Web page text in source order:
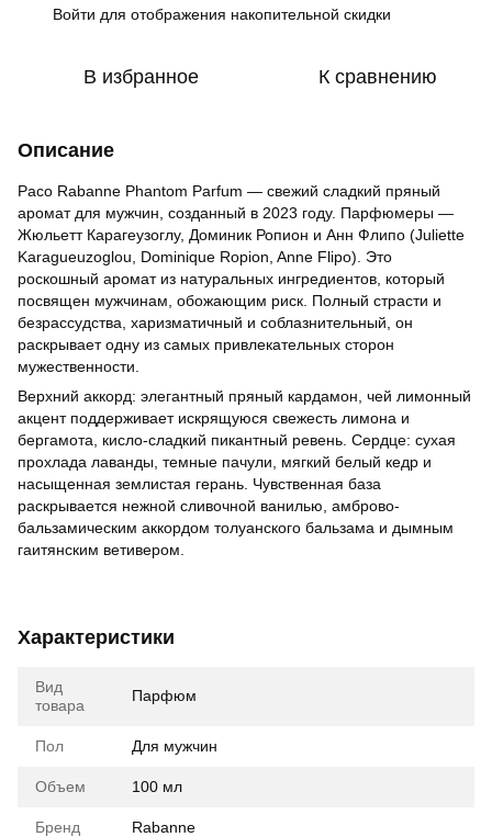
Войти для отображения накопительной скидки
В избранное К сравнению
Описание
Paco Rabanne Phantom Parfum — свежий сладкий пряный
аромат для мужчин, созданный в 2023 году. Парфюмеры —
Жюльетт Карагеузоглу, Доминик Ропион и Анн Флипо (Juliette
Karagueuzoglou, Dominique Ropion, Anne Flipo). Это
роскошный аромат из натуральных ингредиентов, который
посвящен мужчинам, обожающим риск. Полный страсти и
безрассудства, харизматичный и соблазнительный, он
раскрывает одну из самых привлекательных сторон
мужественности.
Верхний аккорд: элегантный пряный кардамон, чей лимонный
акцент поддерживает искрящуюся свежесть лимона и
бергамота, кисло-сладкий пикантный ревень. Сердце: сухая
прохлада лаванды, темные пачули, мягкий белый кедр и
насыщенная землистая герань. Чувственная база
раскрывается нежной сливочной ванилью, амброво-
бальзамическим аккордом толуанского бальзама и дымным
гаитянским ветивером.
Характеристики
Вид
товара
Парфюм
Пол Для мужчин
Объем 100 мл
Бренд Rabanne